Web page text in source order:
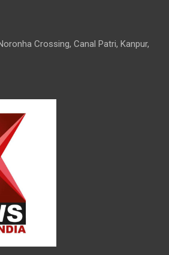
Crossing, Canal Patri, Kanpur,